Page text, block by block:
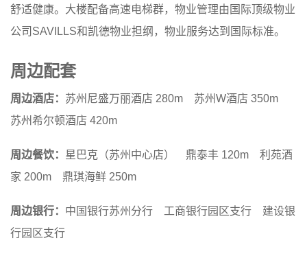
舒适健康。大楼配备高速电梯群，物业管理由国际顶级物业
公司SAVILLS和凯德物业担纲，物业服务达到国际标准。
周边配套
周边酒店： 苏州尼盛万丽酒店 280m 苏州W酒店 350m
苏州希尔顿酒店 420m
周边餐饮： 星巴克（苏州中心店） 鼎泰丰 120m 利苑酒
家 200m 鼎琪海鲜 250m
周边银行： 中国银行苏州分行 工商银行园区支行 建设银
行园区支行